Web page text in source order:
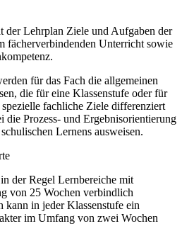
der Lehrplan Ziele und Aufgaben der
fächerverbindenden Unterricht sowie
für das Fach die allgemeinen
die für eine Klassenstufe oder für
fachliche Ziele differenziert
die Prozess- und Ergebnisorientierung
Lernens ausweisen.
der Regel Lernbereiche mit
von 25 Wochen verbindlich
kann in jeder Klassenstufe ein
im Umfang von zwei Wochen